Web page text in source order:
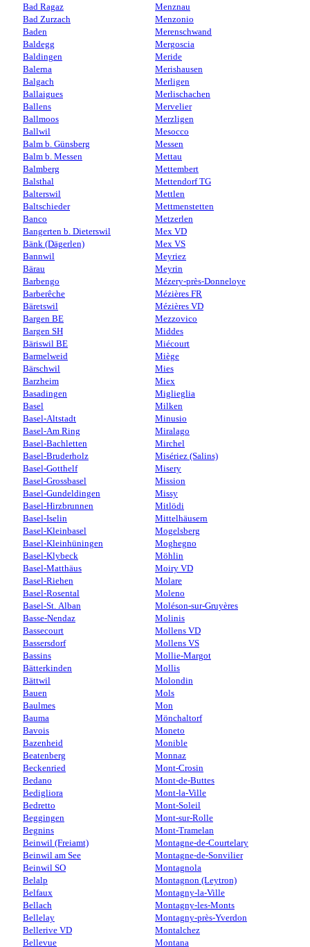
Bad Ragaz
Bad Zurzach
Baden
Baldegg
Baldingen
Balerna
Balgach
Ballaigues
Ballens
Ballmoos
Ballwil
Balm b. Günsberg
Balm b. Messen
Balmberg
Balsthal
Balterswil
Baltschieder
Banco
Bangerten b. Dieterswil
Bänk (Dägerlen)
Bannwil
Bärau
Barbengo
Barberêche
Bäretswil
Bargen BE
Bargen SH
Bäriswil BE
Barmelweid
Bärschwil
Barzheim
Basadingen
Basel
Basel-Altstadt
Basel-Am Ring
Basel-Bachletten
Basel-Bruderholz
Basel-Gotthelf
Basel-Grossbasel
Basel-Gundeldingen
Basel-Hirzbrunnen
Basel-Iselin
Basel-Kleinbasel
Basel-Kleinhüningen
Basel-Klybeck
Basel-Matthäus
Basel-Riehen
Basel-Rosental
Basel-St. Alban
Basse-Nendaz
Bassecourt
Bassersdorf
Bassins
Bätterkinden
Bättwil
Bauen
Baulmes
Bauma
Bavois
Bazenheid
Beatenberg
Beckenried
Bedano
Bedigliora
Bedretto
Beggingen
Begnins
Beinwil (Freiamt)
Beinwil am See
Beinwil SO
Belalp
Belfaux
Bellach
Bellelay
Bellerive VD
Bellevue
Menznau
Menzonio
Merenschwand
Mergoscia
Meride
Merishausen
Merligen
Merlischachen
Mervelier
Merzligen
Mesocco
Messen
Mettau
Mettembert
Mettendorf TG
Mettlen
Mettmenstetten
Metzerlen
Mex VD
Mex VS
Meyriez
Meyrin
Mézery-près-Donneloye
Mézières FR
Mézières VD
Mezzovico
Middes
Miécourt
Miège
Mies
Miex
Miglieglia
Milken
Minusio
Miralago
Mirchel
Misériez (Salins)
Misery
Mission
Missy
Mitlödi
Mittelhäusern
Mogelsberg
Moghegno
Möhlin
Moiry VD
Molare
Moleno
Moléson-sur-Gruyères
Molinis
Mollens VD
Mollens VS
Mollie-Margot
Mollis
Molondin
Mols
Mon
Mönchaltorf
Moneto
Monible
Monnaz
Mont-Crosin
Mont-de-Buttes
Mont-la-Ville
Mont-Soleil
Mont-sur-Rolle
Mont-Tramelan
Montagne-de-Courtelary
Montagne-de-Sonvilier
Montagnola
Montagnon (Leytron)
Montagny-la-Ville
Montagny-les-Monts
Montagny-près-Yverdon
Montalchez
Montana